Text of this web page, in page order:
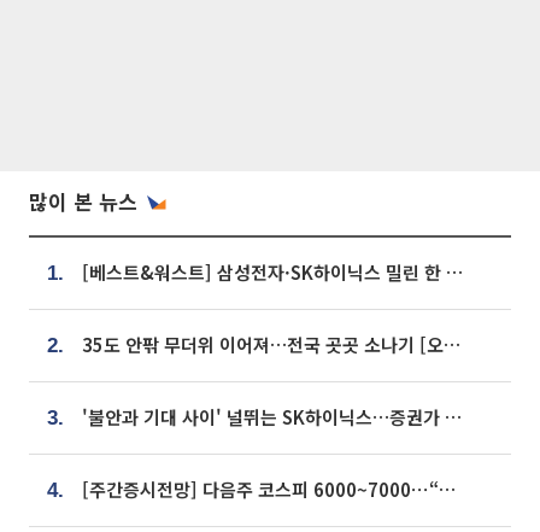
많이 본 뉴스
1. [베스트&워스트] 삼성전자·SK하이닉스 밀린 한 주…상상인증권은 85% 급등
2. 35도 안팎 무더위 이어져…전국 곳곳 소나기 [오늘 날씨]
3. '불안과 기대 사이' 널뛰는 SK하이닉스…증권가 "HBM4·LTA 기반 펀터멘털 견고"
4. [주간증시전망] 다음주 코스피 6000~7000⋯“外人 수급은 정책이 변수”